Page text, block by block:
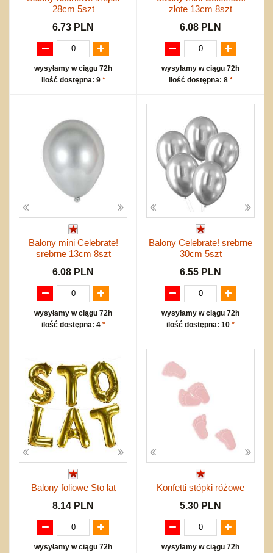
28cm 5szt
6.73 PLN
wysyłamy w ciągu 72h
ilość dostępna: 9 *
złote 13cm 8szt
6.08 PLN
wysyłamy w ciągu 72h
ilość dostępna: 8 *
Balony mini Celebrate!
srebrne 13cm 8szt
6.08 PLN
wysyłamy w ciągu 72h
ilość dostępna: 4 *
Balony Celebrate! srebrne
30cm 5szt
6.55 PLN
wysyłamy w ciągu 72h
ilość dostępna: 10 *
Balony foliowe Sto lat
8.14 PLN
wysyłamy w ciągu 72h
Konfetti stópki różowe
5.30 PLN
wysyłamy w ciągu 72h